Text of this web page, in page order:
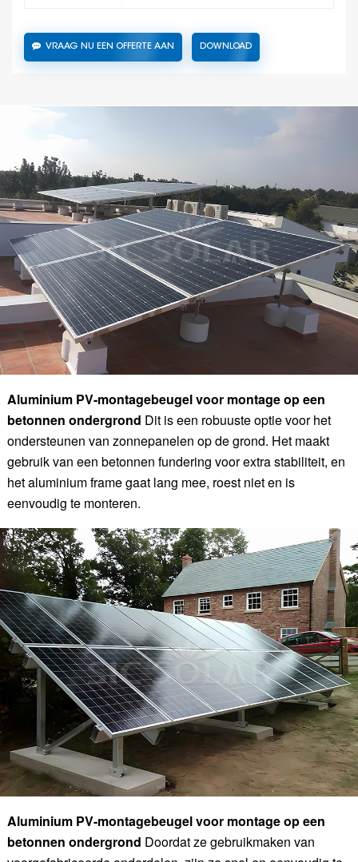
VRAAG NU EEN OFFERTE AAN DOWNLOAD
Aluminium PV-montagebeugel voor montage op een
betonnen ondergrond Dit is een robuuste optie voor het
ondersteunen van zonnepanelen op de grond. Het maakt
gebruik van een betonnen fundering voor extra stabiliteit, en
het aluminium frame gaat lang mee, roest niet en is
eenvoudig te monteren.
Aluminium PV-montagebeugel voor montage op een
betonnen ondergrond Doordat ze gebruikmaken van